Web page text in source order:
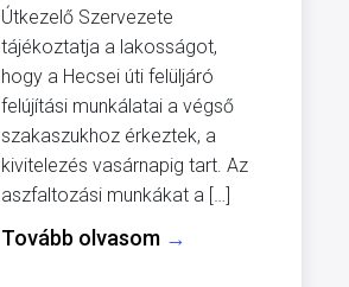
Útkezelő Szervezete
tájékoztatja a lakosságot,
hogy a Hecsei úti felüljáró
felújítási munkálatai a végső
szakaszukhoz érkeztek, a
kivitelezés vasárnapig tart. Az
aszfaltozási munkákat a […]
Tovább olvasom →